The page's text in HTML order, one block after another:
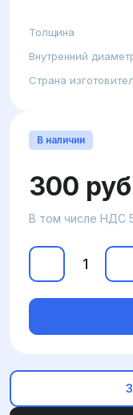
Толщина
Внутренний
Страна
В наличии
300
В том числе НДС